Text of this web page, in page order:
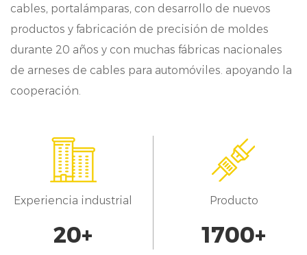
manteniendo la integridad de la señal a
través de los módulos conectados. Esto
asegura un intercambio de datos consistente
y preciso, crítico para el buen
general del vehículo y la seguridad.
Aplicaciones de automoción:
Nuestros conectores encuentran una amplia
utilidad en diversas aplicaciones
cables, portalámparas, con desarrollo de nuevos
productos y fabricación de precisión de moldes
durante 20 años y con muchas fábricas nacionales
de arneses de cables para automóviles. apoyando la
cooperación.
Experiencia industrial
20+
Producto
1700+